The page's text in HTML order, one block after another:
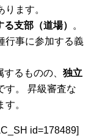
ます。
支部（道場）
。
行事に参加する義
るものの、 独立
す。 昇級審査な
。
id=178489]